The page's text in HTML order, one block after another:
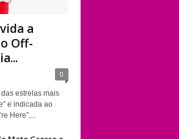
a
Off-
0
estrelas mais
e indicada ao
Here”,...